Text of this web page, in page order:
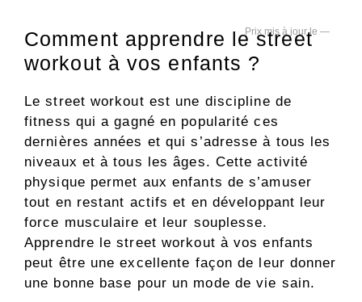
—
Comment apprendre le street
workout à vos enfants ?
Le street workout est une discipline de
fitness qui a gagné en popularité ces
dernières années et qui s’adresse à tous les
niveaux et à tous les âges. Cette activité
physique permet aux enfants de s’amuser
tout en restant actifs et en développant leur
force musculaire et leur souplesse.
Apprendre le street workout à vos enfants
peut être une excellente façon de leur donner
une bonne base pour un mode de vie sain.